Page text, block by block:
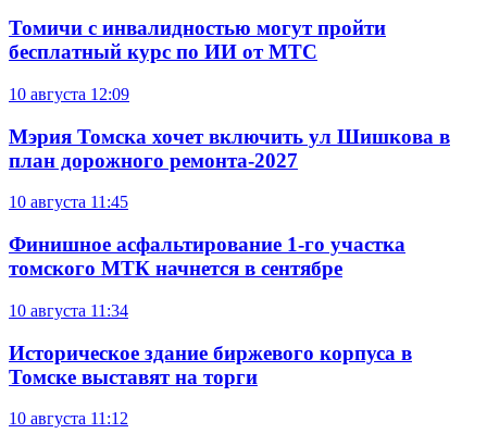
Томичи с инвалидностью могут пройти
бесплатный курс по ИИ от МТС
10 августа 12:09
Мэрия Томска хочет включить ул Шишкова в
план дорожного ремонта-2027
10 августа 11:45
Финишное асфальтирование 1-го участка
томского МТК начнется в сентябре
10 августа 11:34
Историческое здание биржевого корпуса в
Томске выставят на торги
10 августа 11:12